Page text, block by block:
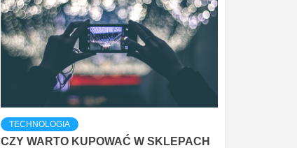
TECHNOLOGIA
CZY WARTO KUPOWAĆ W SKLEPACH